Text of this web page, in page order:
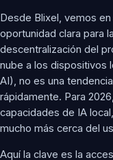
Desde Blixel, vemos
oportunidad clara para
descentralización del
nube a los dispositivos
AI), no es una
rápidamente. Para
capacidades de IA
mucho más cerca del
Aquí la clave es la